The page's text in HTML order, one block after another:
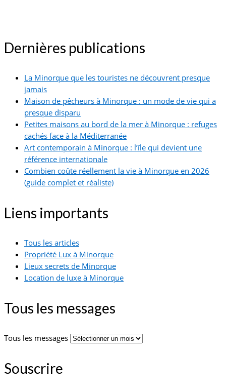
Dernières publications
La Minorque que les touristes ne découvrent presque
jamais
Maison de pêcheurs à Minorque : un mode de vie qui a
presque disparu
Petites maisons au bord de la mer à Minorque : refuges
cachés face à la Méditerranée
Art contemporain à Minorque : l’île qui devient une
référence internationale
Combien coûte réellement la vie à Minorque en 2026
(guide complet et réaliste)
Liens importants
Tous les articles
Propriété Lux à Minorque
Lieux secrets de Minorque
Location de luxe à Minorque
Tous les messages
Tous les messages
Souscrire